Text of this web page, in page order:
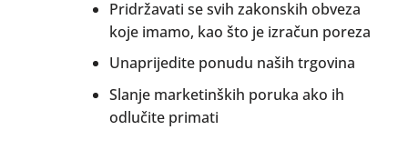
Pridržavati se svih zakonskih obveza
koje imamo, kao što je izračun poreza
Unaprijedite ponudu naših trgovina
Slanje marketinških poruka ako ih
odlučite primati